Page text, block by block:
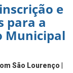
e
para a
Municipal
São Lourenço